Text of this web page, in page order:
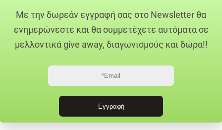
Με την δωρεάν εγγραφή σας στο Newsletter θα
ενημερώνεστε και θα συμμετέχετε αυτόματα σε
μελλοντικά give away, διαγωνισμούς και δώρα!!